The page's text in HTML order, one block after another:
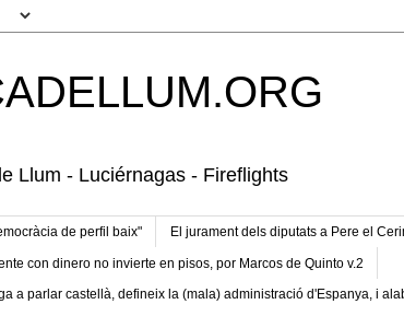
Llum - Luciérnagas - Fireflights
de perfil baix" El jurament dels diputats a Pere el
con dinero no invierte en pisos, por Marcos de Quinto v.2
a parlar castellà, defineix la (mala) administració d'Espanya, i